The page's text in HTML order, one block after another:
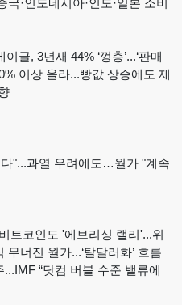
·인도네시아·인도·일본 소비
, 3년새 44% ‘껑충’...‘판매
이상 올라...빵값 상승에도 제
"...과열 우려에도…월가 "계속
트코인도 '에브리싱 랠리'...위
너진 월가...‘탈달러화’ 흐름
“닷컴 버블 수준 밸류에